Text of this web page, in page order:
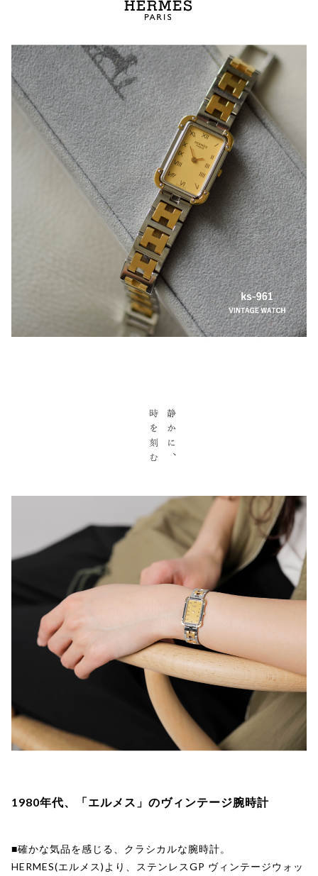
1980年代、「エルメス」のヴィンテージ腕時計
■確かな気品を感じる、クラシカルな腕時計。
HERMES(エルメス)より、ステンレスGP ヴィンテージウォッ